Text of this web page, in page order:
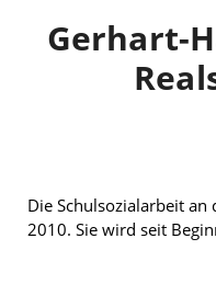
Gerhart-
Die Schulsozialarbeit an
2010. Sie wird seit